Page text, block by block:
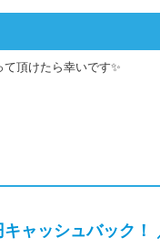
頂けたら幸いです✨
ャッシュバック！